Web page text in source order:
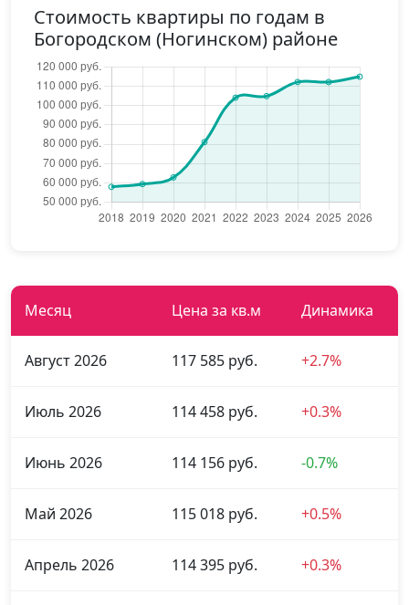
Стоимость квартиры по годам в
Богородском (Ногинском) районе
Месяц Цена за кв.м Динамика
Август 2026 117 585 руб. +2.7%
Июль 2026 114 458 руб. +0.3%
Июнь 2026 114 156 руб. -0.7%
Май 2026 115 018 руб. +0.5%
Апрель 2026 114 395 руб. +0.3%